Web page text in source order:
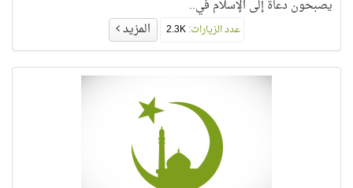
يصبحون دعاة إلى الإسلام في..
عدد الزيارات: المزيد